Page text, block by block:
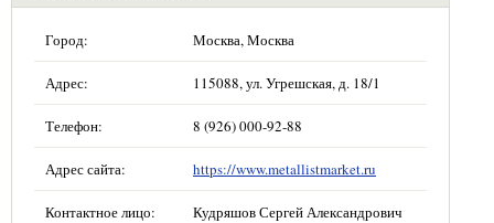
Город: Москва, Москва
Адрес: 115088, ул. Угрешская, д. 18/1
Телефон: 8 (926) 000-92-88
Адрес сайта: https://www.metallistmarket.ru
Контактное лицо: Кудряшов Сергей Александрович